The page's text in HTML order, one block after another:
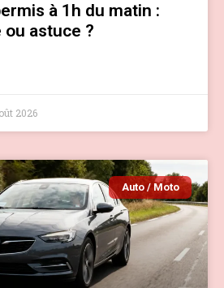
à 1h du matin :
astuce ?
2026
Auto / Moto